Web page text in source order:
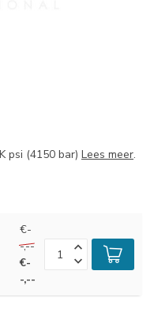
psi (4150 bar) Lees meer.
€-
-,--
€-
-,--